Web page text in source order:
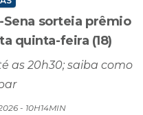
Sena sorteia prêmio
quinta-feira (18)
as 20h30; saiba como
- 10H14MIN